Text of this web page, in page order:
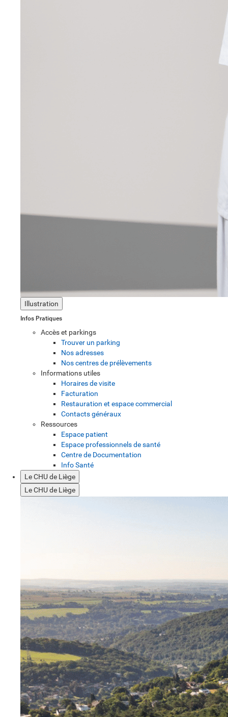
Illustration
Infos Pratiques
Accès et parkings
Trouver un parking
Nos adresses
Nos centres de prélèvements
Informations utiles
Horaires de visite
Facturation
Restauration et espace commercial
Contacts généraux
Ressources
Espace patient
Espace professionnels de santé
Centre de Documentation
Info Santé
Le CHU de Liège
Le CHU de Liège